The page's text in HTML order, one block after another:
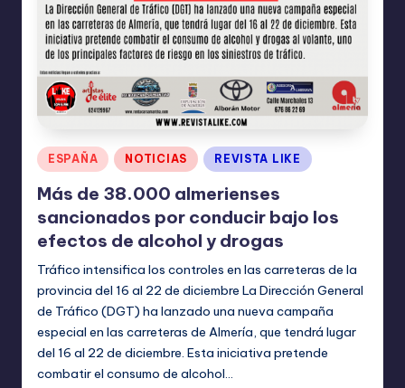
Publicado
en
ESPAÑA NOTICIAS REVISTA LIKE
Más de 38.000 almerienses
sancionados por conducir bajo los
efectos de alcohol y drogas
Tráfico intensifica los controles en las carreteras de la
provincia del 16 al 22 de diciembre La Dirección General
de Tráfico (DGT) ha lanzado una nueva campaña
especial en las carreteras de Almería, que tendrá lugar
del 16 al 22 de diciembre. Esta iniciativa pretende
combatir el consumo de alcohol…